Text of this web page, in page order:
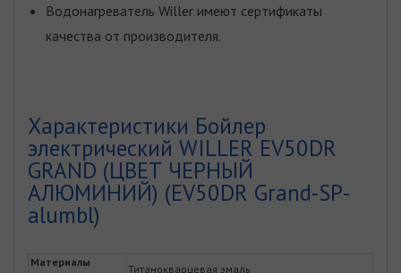
Водонагреватель Willer имеют сертификаты
качества от производителя.
Характеристики Бойлер
электрический WILLER EV50DR
GRAND (ЦВЕТ ЧЕРНЫЙ
АЛЮМИНИЙ) (EV50DR Grand-SP-
alumbl)
Материалы
Титанокварцевая эмаль